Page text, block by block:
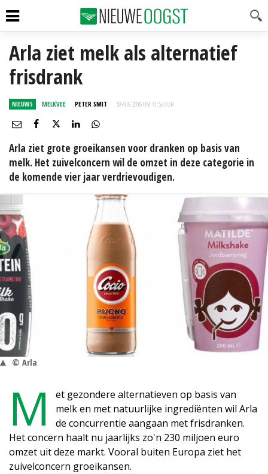
Arla ziet melk als alternatief
frisdrank
NIEUWS MELKVEE PETER SMIT 30 AUG 2016 OM 11:52UUR
Arla ziet grote groeikansen voor dranken op basis van
melk. Het zuivelconcern wil de omzet in deze categorie in
de komende vier jaar verdrievoudigen.
© Arla
M
et gezondere alternatieven op basis van
melk en met natuurlijke ingrediënten wil Arla
de concurrentie aangaan met frisdranken.
Het concern haalt nu jaarlijks zo'n 230 miljoen euro
omzet uit deze markt. Vooral buiten Europa ziet het
zuivelconcern groeikansen.